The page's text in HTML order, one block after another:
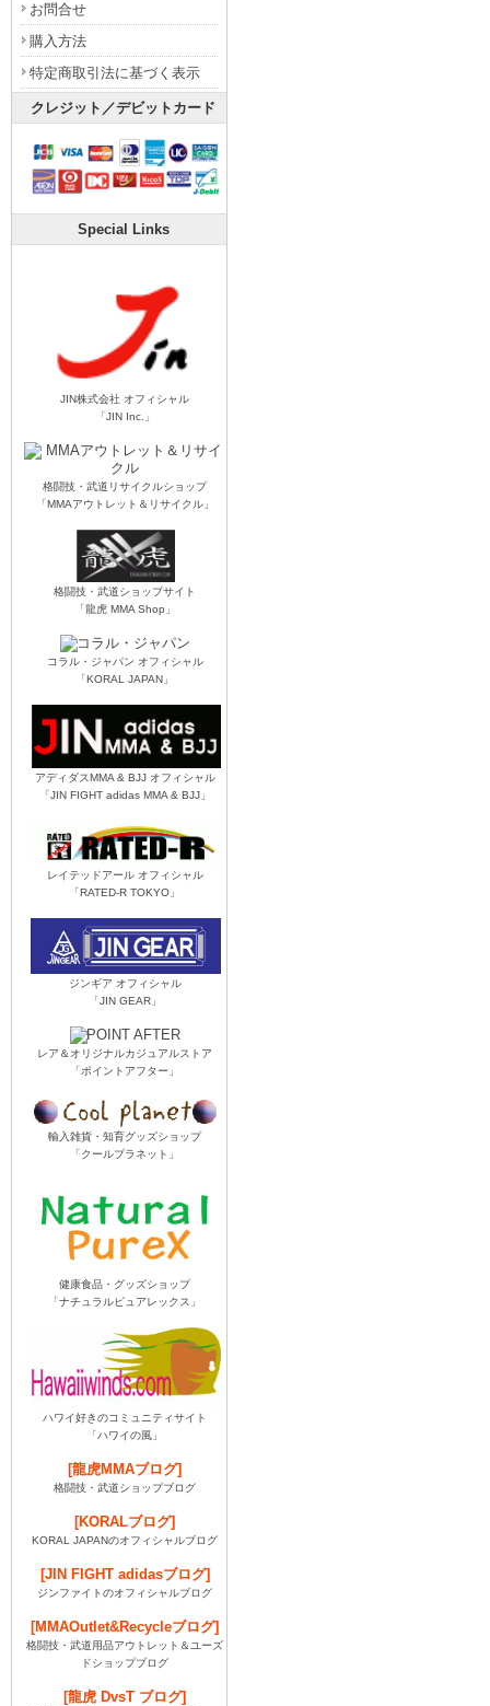
お問合せ
購入方法
特定商取引法に基づく表示
クレジット／デビットカード
Special Links
JIN株式会社 オフィシャル
「JIN Inc.」
格闘技・武道リサイクルショップ
「MMAアウトレット＆リサイクル」
格闘技・武道ショップサイト
「龍虎 MMA Shop」
コラル・ジャパン オフィシャル
「KORAL JAPAN」
アディダスMMA & BJJ オフィシャル
「JIN FIGHT adidas MMA & BJJ」
レイテッドアール オフィシャル
「RATED-R TOKYO」
ジンギア オフィシャル
「JIN GEAR」
レア＆オリジナルカジュアルストア
「ポイントアフター」
輸入雑貨・知育グッズショップ
「クールプラネット」
健康食品・グッズショップ
「ナチュラルピュアレックス」
ハワイ好きのコミュニティサイト
「ハワイの風」
[龍虎MMAブログ]
格闘技・武道ショップブログ
[KORALブログ]
KORAL JAPANのオフィシャルブログ
[JIN FIGHT adidasブログ]
ジンファイトのオフィシャルブログ
[MMAOutlet&Recycleブログ]
格闘技・武道用品アウトレット＆ユーズ
ドショップブログ
[龍虎 DvsT ブログ]